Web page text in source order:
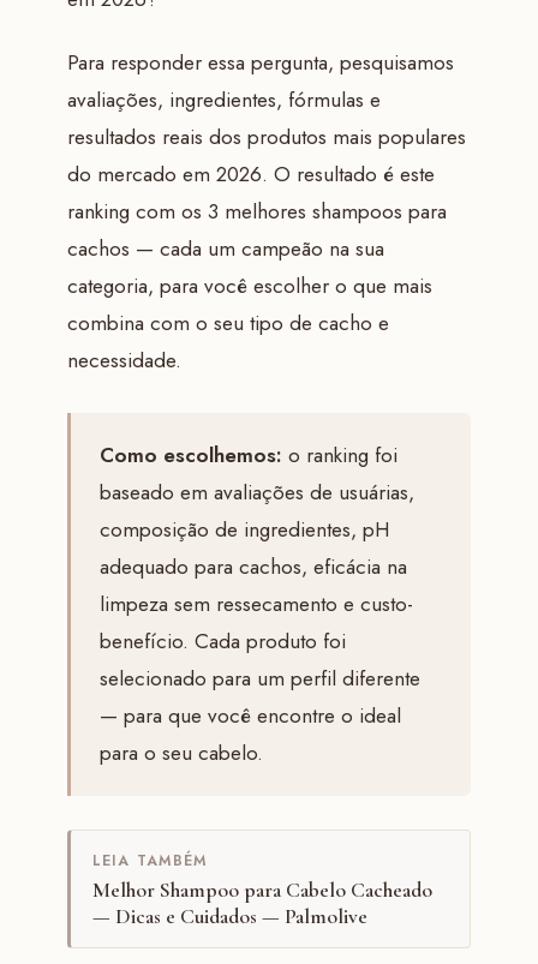
Para responder essa pergunta, pesquisamos
avaliações, ingredientes, fórmulas e
resultados reais dos produtos mais populares
do mercado em 2026. O resultado é este
ranking com os 3 melhores shampoos para
cachos — cada um campeão na sua
categoria, para você escolher o que mais
combina com o seu tipo de cacho e
necessidade.
Como escolhemos: o ranking foi
baseado em avaliações de usuárias,
composição de ingredientes, pH
adequado para cachos, eficácia na
limpeza sem ressecamento e custo-
benefício. Cada produto foi
selecionado para um perfil diferente
— para que você encontre o ideal
para o seu cabelo.
LEIA TAMBÉM
Melhor Shampoo para Cabelo Cacheado
— Dicas e Cuidados — Palmolive